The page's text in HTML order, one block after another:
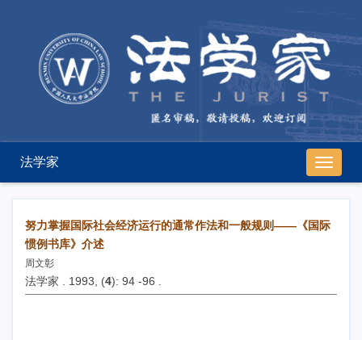
导
航
切
换
法学家
努力掌握国际社会经济运行的通常作法和一般规则——《国际
惯例书库》介述
周文彰
法学家 . 1993, (4): 94 -96 .